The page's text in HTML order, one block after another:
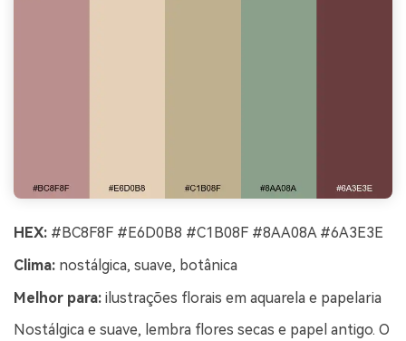
HEX: #BC8F8F #E6D0B8 #C1B08F #8AA08A #6A3E3E
Clima: nostálgica, suave, botânica
Melhor para: ilustrações florais em aquarela e papelaria
Nostálgica e suave, lembra flores secas e papel antigo. O